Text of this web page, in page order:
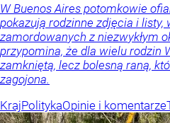
W Buenos Aires potomkowie
pokazują rodzinne zdjęcia i
zamordowanych z niezwykłym
przypomina, że dla wielu rodzin
zamkniętą, lecz bolesną raną,
zagojona.
KrajPolitykaOpinie i komentarze